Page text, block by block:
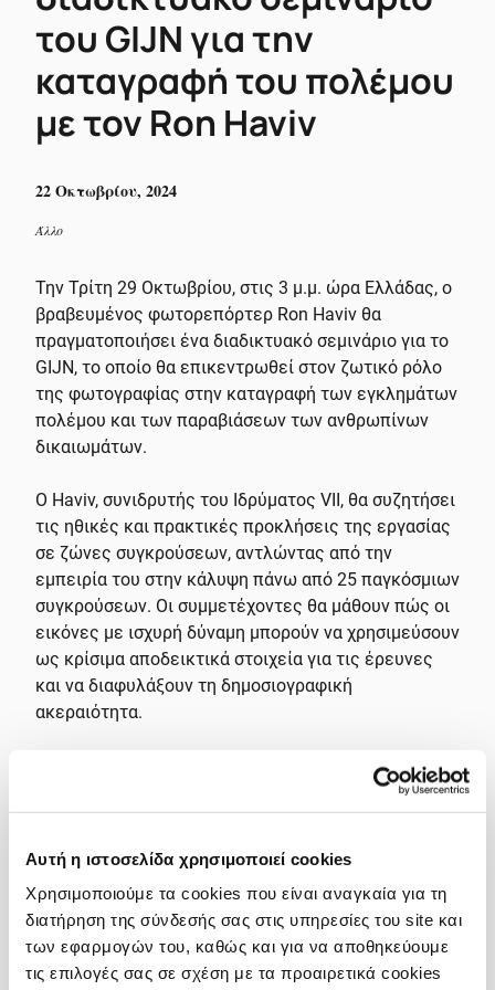
Αυτή η ιστοσελίδα χρησιμοποιεί cookies
Χρησιμοποιούμε τα cookies που είναι αναγκαία για τη
διατήρηση της σύνδεσής σας στις υπηρεσίες του site και
των εφαρμογών του, καθώς και για να αποθηκεύουμε
τις επιλογές σας σε σχέση με τα προαιρετικά cookies
του GIJN για την
καταγραφή του πολέμου
με τον Ron Haviv
22 Οκτωβρίου, 2024
Άλλο
Την Τρίτη 29 Οκτωβρίου, στις 3 μ.μ. ώρα Ελλάδας, ο
βραβευμένος φωτορεπόρτερ Ron Haviv θα
πραγματοποιήσει ένα διαδικτυακό σεμινάριο για το
GIJN, το οποίο θα επικεντρωθεί στον ζωτικό ρόλο
της φωτογραφίας στην καταγραφή των εγκλημάτων
πολέμου και των παραβιάσεων των ανθρωπίνων
δικαιωμάτων.
Ο Haviv, συνιδρυτής του Ιδρύματος VII, θα συζητήσει
τις ηθικές και πρακτικές προκλήσεις της εργασίας
σε ζώνες συγκρούσεων, αντλώντας από την
εμπειρία του στην κάλυψη πάνω από 25 παγκόσμιων
συγκρούσεων. Οι συμμετέχοντες θα μάθουν πώς οι
εικόνες με ισχυρή δύναμη μπορούν να χρησιμεύσουν
ως κρίσιμα αποδεικτικά στοιχεία για τις έρευνες
και να διαφυλάξουν τη δημοσιογραφική
ακεραιότητα.
Τη συνεδρία θα συντονίσει η Majdoleen Hassan,
Μάθετε περισσότερα στο gijn.org
Παράλληλα, μπορείτε να ακούσετε το επεισόδιο με
τίτλο «Καταγράφοντας εγκλήματα πολέμου με τον